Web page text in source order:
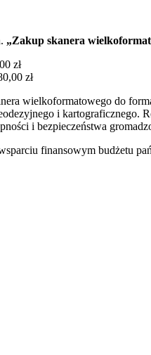
„Zakup skanera
zł
zł
wielkoformatowego do
i
i bezpieczeństwa
finansowym budżetu